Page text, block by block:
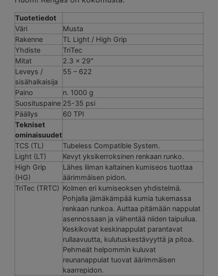
Tuotetiedot
Väri
Musta
Rakenne
TL Light / High Grip
Yhdiste
TriTec
Mitat
2.3 x 29″
Leveys /
sisähalkaisija
55 – 622
Paino
n. 1000 g
Suosituspaine 25-35 psi
Päällys
60 TPI
Tekniset
ominaisuudet
TCS (TL)
Tubeless Compatible System.
Light (LT)
Kevyt yksikerroksinen renkaan runko.
High Grip
(HG)
Lähes liiman kaltainen kumiseos tuottaa
äärimmäisen pidon.
TriTec (TRTC) Kolmen eri kumiseoksen yhdistelmä.
Pohjalla jämäkämpää kumia tukemassa
renkaan runkoa. Auttaa pitämään nappulat
asennossaan ja vähentää niiden taipuilua.
Keskikovat keskinappulat parantavat
rullaavuutta, kulutuskestävyyttä ja pitoa.
Pehmeät helpommin kuluvat
reunanappulat tuovat äärimmäisen
kaarrepidon.